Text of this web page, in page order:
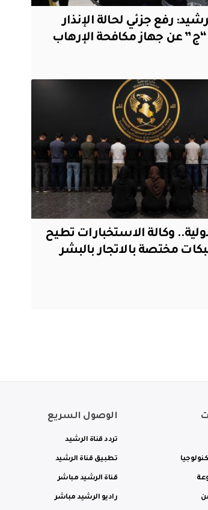
رفع جزئي لحالة الإنذار
عن جهاز مكافحة الإرهاب
وكالة الاستخبارات تطيح
مختصة بالاتجار بالبشر
الوصول السريع
تردد قناة الرشيد
تطبيق قناة الرشيد
قناة الرشيد مباشر
راديو الرشيد مباشر